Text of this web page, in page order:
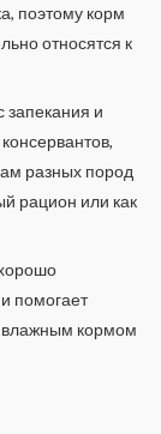
поэтому корм
относятся к
запекания и
разных пород
рацион или как
помогает
влажным кормом